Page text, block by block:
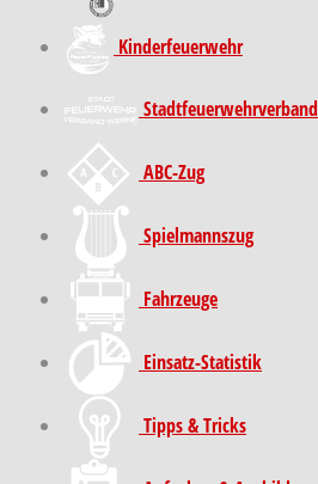
Kinder­feuer­wehr
Stadt­feuer­wehr­verband
ABC-Zug
Spielmannszug
Fahrzeuge
Einsatz-Statistik
Tipps & Tricks